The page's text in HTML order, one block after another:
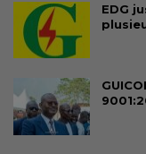
EDG